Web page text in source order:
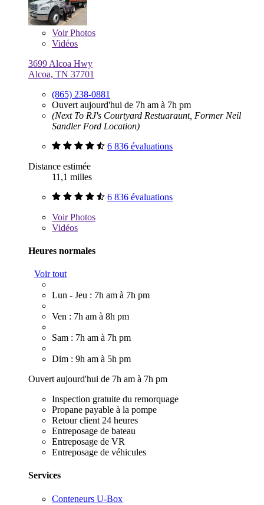
VoirPhotos
Vidéos
3699 Alcoa Hwy
Alcoa, TN 37701
(865) 238-0881
Ouvert aujourd'hui de 7h am à 7h pm
(Next To RJ's Courtyard Restuaraunt, Former Neil
Sandler Ford Location)
6 836 évaluations
Distance estimée
11,1 milles
6 836 évaluations
VoirPhotos
Vidéos
Heures normales
Voir tout
Lun - Jeu : 7h am à 7h pm
Ven : 7h am à 8h pm
Sam : 7h am à 7h pm
Dim : 9h am à 5h pm
Ouvert aujourd'hui de 7h am à 7h pm
Inspection gratuite du remorquage
Propane payable à la pompe
Retour client 24 heures
Entreposage de bateau
Entreposage de VR
Entreposage de véhicules
Services
Conteneurs U-Box